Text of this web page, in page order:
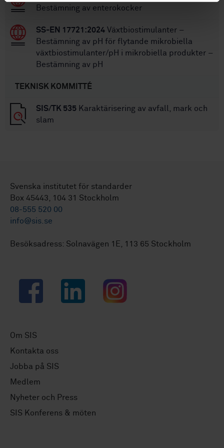
Bestämning av enterokocker
SS-EN 17721:2024 Växtbiostimulanter –
Bestämning av pH för flytande mikrobiella
växtbiostimulanter/pH i mikrobiella produkter –
Bestämning av pH
TEKNISK KOMMITTÉ
SIS/TK 535 Karaktärisering av avfall, mark och
slam
Svenska institutet för standarder
Box 45443, 104 31 Stockholm
08-555 520 00
info@sis.se
Besöksadress: Solnavägen 1E, 113 65 Stockholm
Facebook LinkedIn Instagram
Om SIS
Kontakta oss
Jobba på SIS
Medlem
Nyheter och Press
SIS Konferens & möten